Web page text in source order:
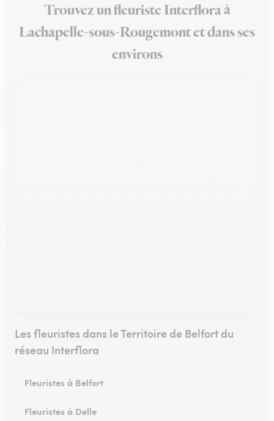
Trouvez un fleuriste Interflora à
Lachapelle-sous-Rougemont et dans ses
environs
Les fleuristes dans le Territoire de Belfort du
réseau Interflora
Fleuristes à Belfort
Fleuristes à Delle